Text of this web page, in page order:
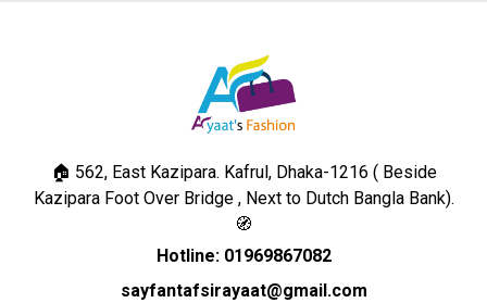
🏠 562, East Kazipara. Kafrul, Dhaka-1216 ( Beside
Kazipara Foot Over Bridge , Next to Dutch Bangla Bank).
🧭
Hotline: 01969867082
sayfantafsirayaat@gmail.com